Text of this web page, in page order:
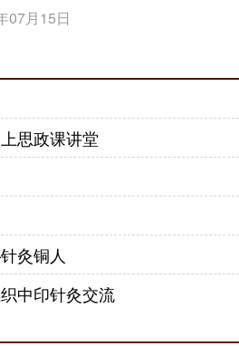
07月15日
思政课讲堂
灸铜人
中印针灸交流